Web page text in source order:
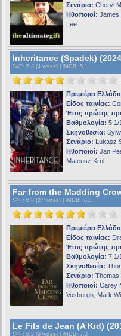
Σενάριο: Cheryl
Ηθοποιοί: James
Lee
Inheritance (Spadek)
S4F : 5.3 (4 votes) | iMDB: 5.1
Πρεμιέρα
Είδος ταινίας:
Έτος πρώτης
Βαθμολογία: 5.1/
Σκηνοθεσία:
Σενάριο: Lukasz
Ηθοποιοί: Jan
Mateusz Krol
Far from the Madding
S4F : 6.8 (27 votes) | iMDB: 7.1
Πρεμιέρα
Είδος ταινίας:
Έτος πρώτης
Βαθμολογία: 7.1/
Σκηνοθεσία:
Σενάριο: Thomas
Ηθοποιοί: Carey
Vosburgh, Mark
Le Fils de Jean (A Kid)
S4F : 6.2 (9 votes) | iMDB: 7.3